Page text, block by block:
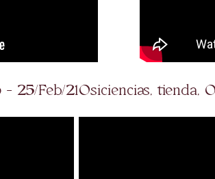
- 25/Feb/21Osiciencias, tienda,